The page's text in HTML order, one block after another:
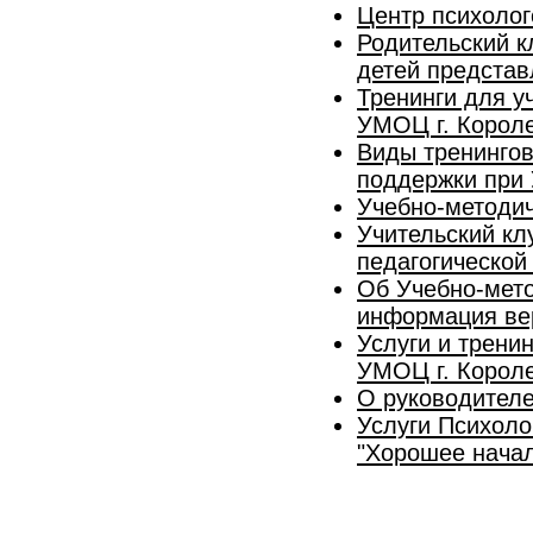
Центр
Родительский
детей
Тренинги для
УМОЦ г.
Виды
поддержки
Учебно-
Учительский
Об Учебно-
информация
Услуги и
УМОЦ г.
О
Услуги
"Хорошее